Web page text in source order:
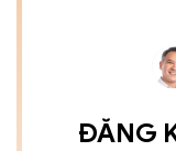
ĐĂNG